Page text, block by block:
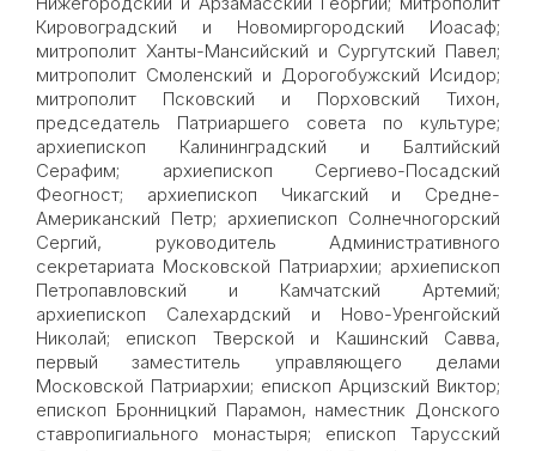
Кировоградский и Новомиргородский Иоасаф;
митрополит Ханты-Мансийский и Сургутский Павел;
митрополит Смоленский и Дорогобужский Исидор;
митрополит Псковский и Порховский Тихон,
председатель Патриаршего совета по культуре;
архиепископ Калининградский и Балтийский
Серафим; архиепископ Сергиево-Посадский
Феогност; архиепископ Чикагский и Средне-
Американский Петр; архиепископ Солнечногорский
Сергий, руководитель Административного
секретариата Московской Патриархии; архиепископ
Петропавловский и Камчатский Артемий;
архиепископ Салехардский и Ново-Уренгойский
Николай; епископ Тверской и Кашинский Савва,
первый заместитель управляющего делами
Московской Патриархии; епископ Арцизский Виктор;
епископ Бронницкий Парамон, наместник Донского
ставропигиального монастыря; епископ Тарусский